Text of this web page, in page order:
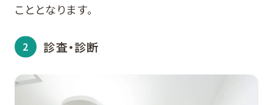
こととなります。
診査・診断